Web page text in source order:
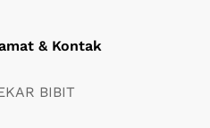
& Kontak
BIBIT